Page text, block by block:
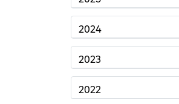
2024
2023
2022